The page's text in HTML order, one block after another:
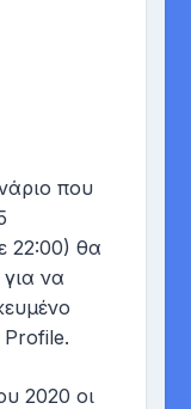
που
22:00) θα
να
2020 οι